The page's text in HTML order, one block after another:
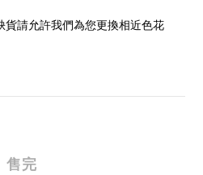
貨請允許我們為您更換相近色花
售完